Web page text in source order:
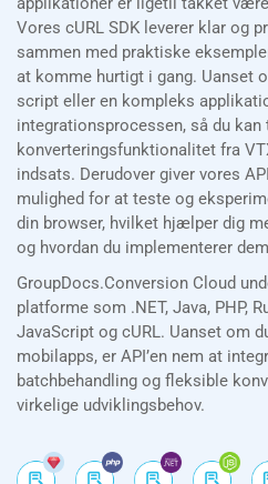
Vores cURL SDK leverer klar og
sammen med praktiske
at komme hurtigt i gang. Uanset
script eller en kompleks
integrationsprocessen, så du
konverteringsfunktionalitet fra
indsats. Derudover giver vores
mulighed for at teste og
din browser, hvilket hjælper dig
og hvordan du implementerer
GroupDocs.Conversion Cloud
platforme som .NET, Java, PHP,
JavaScript og cURL. Uanset om
mobilapps, er API’en nem at
batchbehandling og fleksible
virkelige udviklingsbehov.